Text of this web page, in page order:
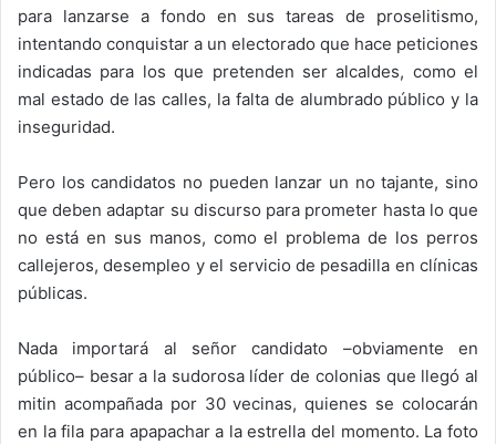
para lanzarse a fondo en sus tareas de proselitismo,
intentando conquistar a un electorado que hace peticiones
indicadas para los que pretenden ser alcaldes, como el
mal estado de las calles, la falta de alumbrado público y la
inseguridad.
Pero los candidatos no pueden lanzar un no tajante, sino
que deben adaptar su discurso para prometer hasta lo que
no está en sus manos, como el problema de los perros
callejeros, desempleo y el servicio de pesadilla en clínicas
públicas.
Nada importará al señor candidato –obviamente en
público– besar a la sudorosa líder de colonias que llegó al
mitin acompañada por 30 vecinas, quienes se colocarán
en la fila para apapachar a la estrella del momento. La foto